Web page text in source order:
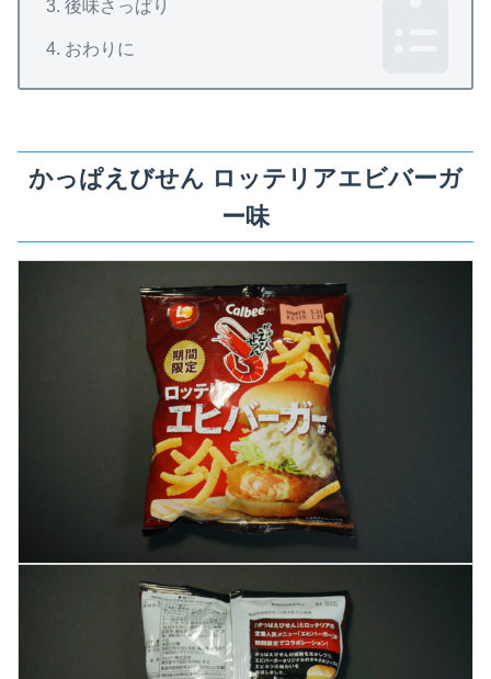
後味さっぱり
おわりに
かっぱえびせん ロッテリアエビバーガ
ー味